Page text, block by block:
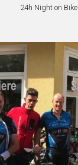
24h Night on Bike